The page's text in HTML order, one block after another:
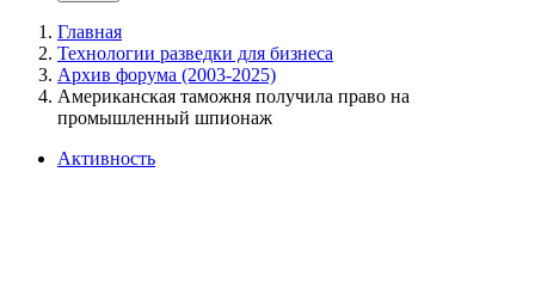
Главная
Технологии разведки для бизнеса
Архив форума (2003-2025)
Американская таможня получила право на
промышленный шпионаж
Активность